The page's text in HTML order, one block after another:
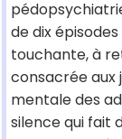
de dix
touchante, à
consacrée aux
mentale des
silence qui fait